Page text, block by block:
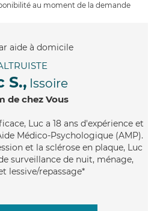
au moment de la demande
S., Issoire
de chez Vous
Luc a 18 ans d'expérience et
Médico-Psychologique (AMP).
et la sclérose en plaque, Luc
surveillance de nuit, ménage,
lessive/repassage*